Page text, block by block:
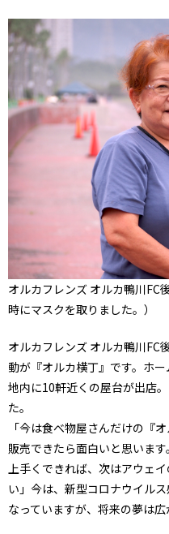
オルカフレンズ オルカ鴨川
時にマスクを取りました。）
オルカフレンズ オルカ鴨川FC
動が『オルカ横丁』です。ホ
地内に10軒近くの屋台が出店
た。
「今は食べ物屋さんだけの『
販売できたら面白いと思いま
上手くできれば、次はアウェ
い」今は、新型コロナウイル
なっていますが、将来の夢は広